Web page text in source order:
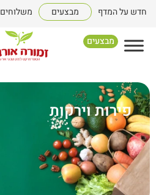
חדש על המדף מבצעים משלוחים
מבצעים
פירות וירקות